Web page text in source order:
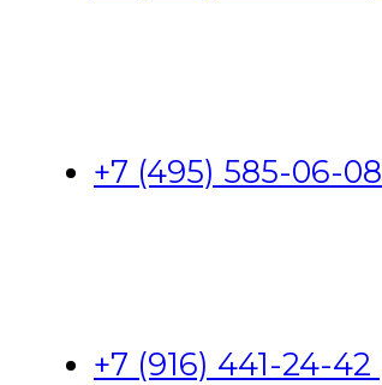
+7 (495) 585-06-08
+7 (916) 441-24-42